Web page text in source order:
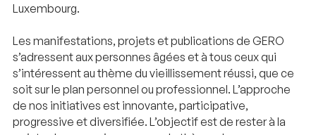
Luxembourg.
Les manifestations, projets et publications de GERO
s’adressent aux personnes âgées et à tous ceux qui
s’intéressent au thème du vieillissement réussi, que ce
soit sur le plan personnel ou professionnel. L’approche
de nos initiatives est innovante, participative,
progressive et diversifiée. L’objectif est de rester à la